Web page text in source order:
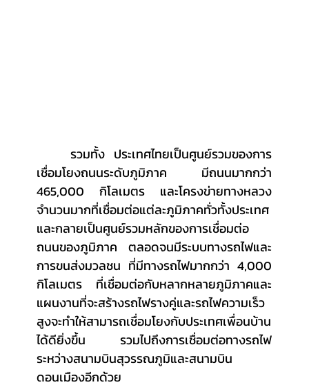
	รวมทั้ง ประเทศไทยเป็นศูนย์รวมของการ
เชื่อมโยงถนนระดับภูมิภาค มีถนนมากกว่า
465,000 กิโลเมตร และโครงข่ายทางหลวง
จำนวนมากที่เชื่อมต่อแต่ละภูมิภาคทั่วทั้งประเทศ
และกลายเป็นศูนย์รวมหลักของการเชื่อมต่อ
ถนนของภูมิภาค ตลอดจนมีระบบทางรถไฟและ
การขนส่งมวลชน ที่มีทางรถไฟมากกว่า 4,000
กิโลเมตร ที่เชื่อมต่อกับหลากหลายภูมิภาคและ
แผนงานที่จะสร้างรถไฟรางคู่และรถไฟความเร็ว
สูงจะทำให้สามารถเชื่อมโยงกับประเทศเพื่อนบ้าน
ได้ดียิ่งขึ้น รวมไปถึงการเชื่อมต่อทางรถไฟ
ระหว่างสนามบินสุวรรณภูมิและสนามบิน
ดอนเมืองอีกด้วย